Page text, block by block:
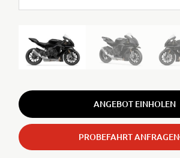
ANGEBOT EINHOLEN
PROBEFAHRT ANFRAGEN